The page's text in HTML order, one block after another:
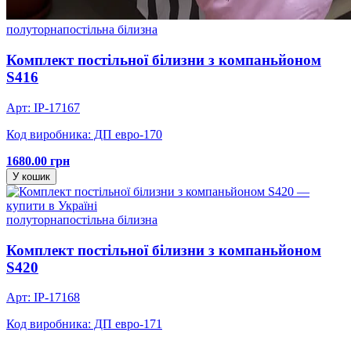
полуторнапостільна білизна
Комплект постільної білизни з компаньйоном
S416
Арт: IP-17167
Код виробника: ДП евро-170
1680.00 грн
У кошик
полуторнапостільна білизна
Комплект постільної білизни з компаньйоном
S420
Арт: IP-17168
Код виробника: ДП евро-171